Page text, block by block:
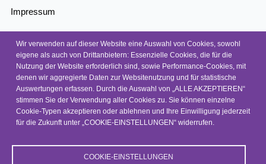
Impressum
Wir verwenden auf dieser Website eine Auswahl von Cookies, sowohl
eigene als auch von Drittanbietern: Essenzielle Cookies, die für die
Nutzung der Website erforderlich sind, sowie Performance-Cookies, mit
denen wir aggregierte Daten zur Websitenutzung und für statistische
Auswertungen erfassen. Durch die Auswahl von „ALLE AKZEPTIEREN“
stimmen Sie der Verwendung aller Cookies zu. Sie können einzelne
Cookie-Typen akzeptieren oder ablehnen und Ihre Einwilligung jederzeit
für die Zukunft unter „COOKIE-EINSTELLUNGEN“ widerrufen.
COOKIE-EINSTELLUNGEN
© 2026, NEP